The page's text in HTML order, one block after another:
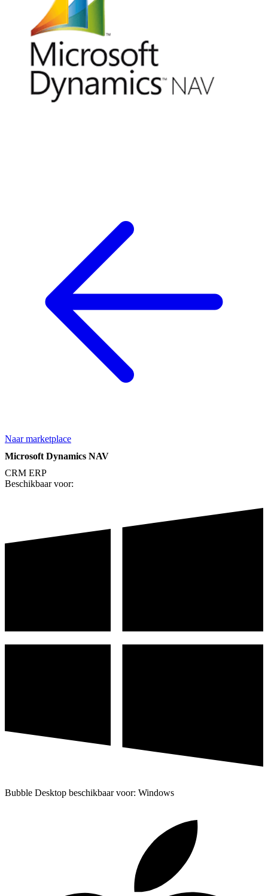
Naar marketplace
Microsoft Dynamics NAV
CRM ERP
Beschikbaar voor:
Bubble Desktop beschikbaar voor: Windows